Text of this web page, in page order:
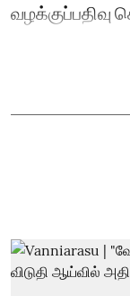
வழக்குப்பதிவு